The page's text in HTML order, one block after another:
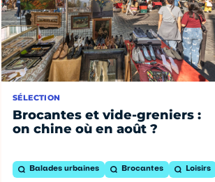
SÉLECTION
Brocantes et vide-greniers :
on chine où en août ?
Balades urbaines Brocantes Loisirs